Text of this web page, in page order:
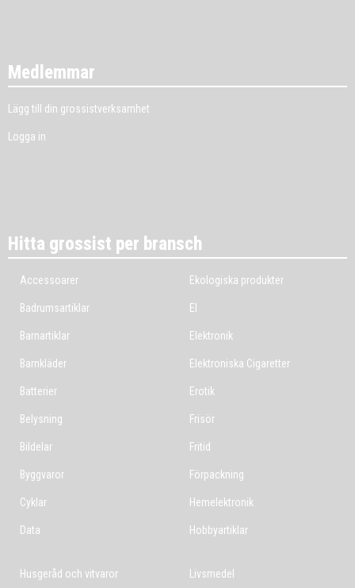
Medlemmar
Lägg till din grossistverksamhet
Logga in
Hitta grossist per bransch
Accessoarer
Badrumsartiklar
Barnartiklar
Barnkläder
Batterier
Belysning
Bildelar
Byggvaror
Cyklar
Data
Ekologiska produkter
El
Elektronik
Elektroniska Cigaretter
Erotik
Frisör
Fritid
Förpackning
Hemelektronik
Hobbyartiklar
Husgeråd och vitvaror Livsmedel